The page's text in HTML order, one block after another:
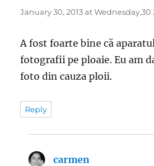
January 30, 2013 at Wednesday,30
A fost foarte bine că
fotografii pe ploaie. Eu am
foto din cauza ploii.
Reply
carmen